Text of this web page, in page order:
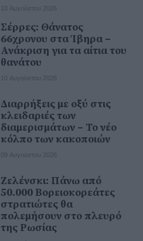
10 Αυγούστου 2026
Σέρρες: Θάνατος
66χρονου στα Ίβηρα –
Ανάκριση για τα αίτια του
θανάτου
10 Αυγούστου 2026
Διαρρήξεις με οξύ στις
κλειδαριές των
διαμερισμάτων – Το νέο
κόλπο των κακοποιών
09 Αυγούστου 2026
Ζελένσκι: Πάνω από
50.000 Βορειοκορεάτες
στρατιώτες θα
πολεμήσουν στο πλευρό
της Ρωσίας